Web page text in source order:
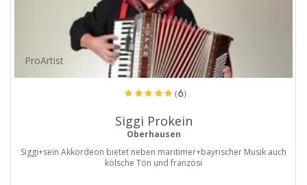
ProArtist
(6)
Siggi Prokein
Oberhausen
Siggi+sein Akkordeon bietet neben maritimer+bayrischer Musik auch
kölsche Tön und französi